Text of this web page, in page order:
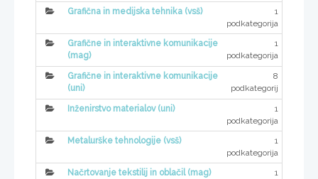
Grafična in medijska tehnika (vsš)
1
podkategorija
Grafične in interaktivne komunikacije
(mag)
1
podkategorija
Grafične in interaktivne komunikacije
(uni)
8
podkategorij
Inženirstvo materialov (uni)
1
podkategorija
Metalurške tehnologije (vsš)
1
podkategorija
Načrtovanje tekstilij in oblačil (mag)
1